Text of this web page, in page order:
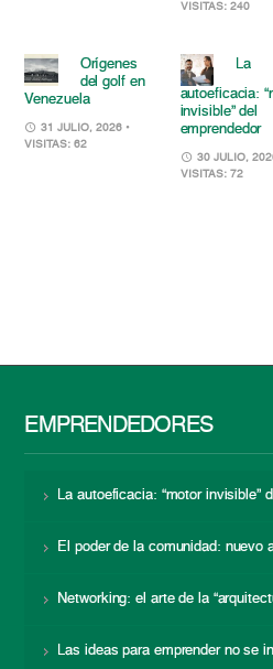
VISITAS: 240
Orígenes
del golf en
Venezuela
31 JULIO, 2026 •
VISITAS: 62
La
autoeficacia:
invisible” del
emprendedor
30 JULIO,
VISITAS: 72
EMPRENDEDORES
La autoeficacia: “motor invisible”
El poder de la comunidad: nuevo
Networking: el arte de la
Las ideas para emprender no se